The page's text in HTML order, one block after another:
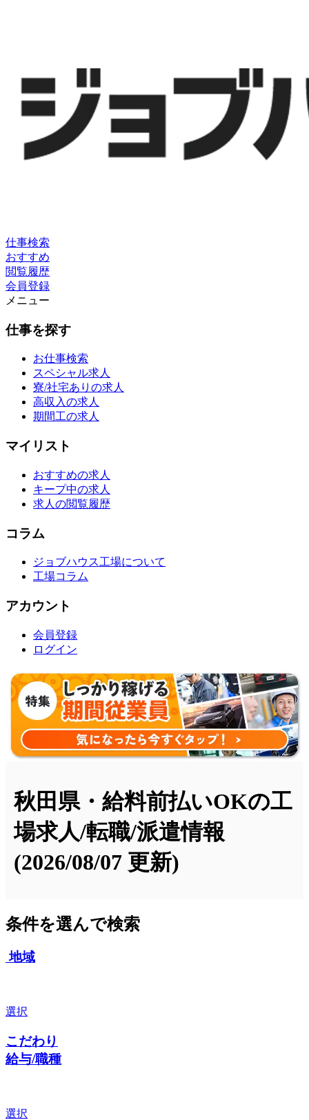
仕事検索
おすすめ
閲覧履歴
会員登録
メニュー
仕事を探す
お仕事検索
スペシャル求人
寮/社宅ありの求人
高収入の求人
期間工の求人
マイリスト
おすすめの求人
キープ中の求人
求人の閲覧履歴
コラム
ジョブハウス工場について
工場コラム
アカウント
会員登録
ログイン
秋田県・給料前払いOKの工
場求人/転職/派遣情報
(2026/08/07 更新)
条件を選んで検索
地域
選択
こだわり
給与/職種
選択